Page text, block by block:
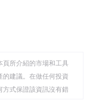
頁所介紹的市場和工具
建議。在做任何投資
方式保證該資訊沒有錯